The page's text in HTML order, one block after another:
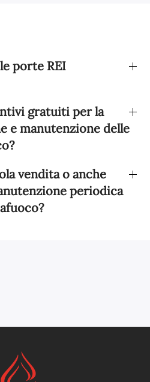
porte REI
gratuiti per la
e manutenzione delle
vendita o anche
periodica